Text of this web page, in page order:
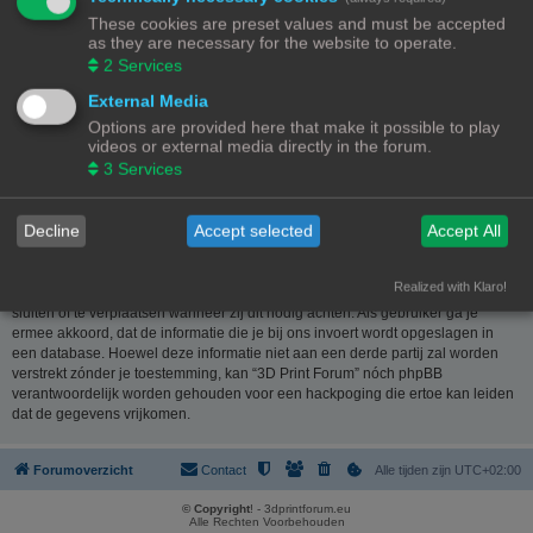
website www.phpbb.nl
. De phpBB-software maakt internetgebaseerde
discussies mogelijk. phpBB Limited is niet verantwoordelijk voor wat wordt
toegestaan of juist geweigerd als toelaatbare inhoud en/of gedrag. Meer
informatie over phpBB kun je vinden op
Nederlandstalige website
Je verklaart geen berichten te plaatsen die kwetsend, obsceen, vulgair,
lasterlijk, haatdragend, dreigend, seksueel georiënteerd of enig ander
materiaal bevat die de wetten van je eigen land, het land waar “3D Print
van dergelijke berichten kan ertoe leiden dat je met onmiddellijke ingang en
permanent wordt verbannen van dit forum. Tevens kan je provider worden
ingelicht. De IP-adressen van alle berichten worden opgeslagen om deze
Forum” het recht heeft om ieder onderwerp te verwijderen, te wijzigen, te
sluiten of te verplaatsen wanneer zij dit nodig achten. Als gebruiker ga je
ermee akkoord, dat de informatie die je bij ons invoert wordt opgeslagen in
een database. Hoewel deze informatie niet aan een derde partij zal worden
verstrekt zónder je toestemming, kan “3D Print Forum” nóch phpBB
verantwoordelijk worden gehouden voor een hackpoging die ertoe kan leiden
dat de gegevens vrijkomen.
Forumoverzicht Alle tijden zijn UTC+02:00
Contact
© Copyright! - 3dprintforum.eu
Alle Rechten Voorbehouden
These cookies are preset values and must be accepted
as they are necessary for the website to operate.
2 Services
External Media
Options are provided here that make it possible to play
videos or external media directly in the forum.
3 Services
Decline Accept selected Accept All
Realized with Klaro!